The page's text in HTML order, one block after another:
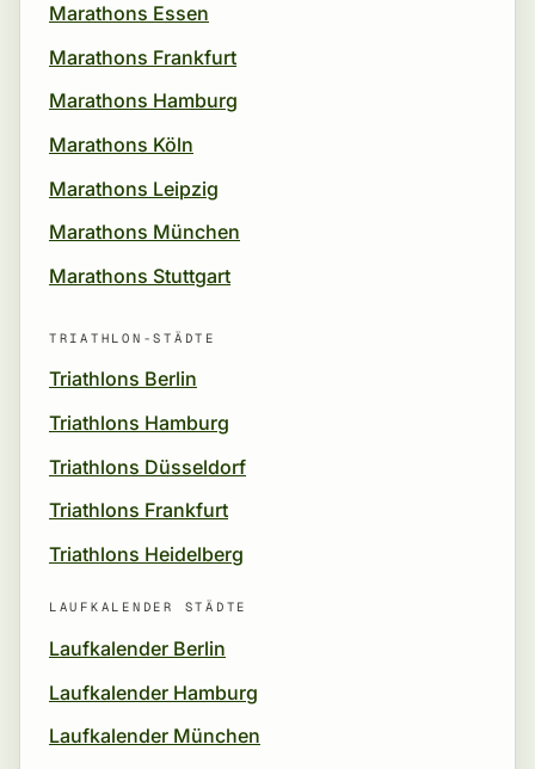
Marathons Essen
Marathons Frankfurt
Marathons Hamburg
Marathons Köln
Marathons Leipzig
Marathons München
Marathons Stuttgart
TRIATHLON-STÄDTE
Triathlons Berlin
Triathlons Hamburg
Triathlons Düsseldorf
Triathlons Frankfurt
Triathlons Heidelberg
LAUFKALENDER STÄDTE
Laufkalender Berlin
Laufkalender Hamburg
Laufkalender München